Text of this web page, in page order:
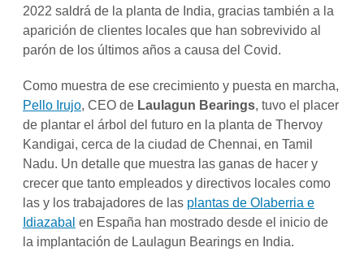
2022 saldrá de la planta de India, gracias también a la
aparición de clientes locales que han sobrevivido al
parón de los últimos años a causa del Covid.
Como muestra de ese crecimiento y puesta en marcha,
Pello Irujo, CEO de Laulagun Bearings, tuvo el placer
de plantar el árbol del futuro en la planta de Thervoy
Kandigai, cerca de la ciudad de Chennai, en Tamil
Nadu. Un detalle que muestra las ganas de hacer y
crecer que tanto empleados y directivos locales como
las y los trabajadores de las plantas de Olaberria e
Idiazabal en España han mostrado desde el inicio de
la implantación de Laulagun Bearings en India.